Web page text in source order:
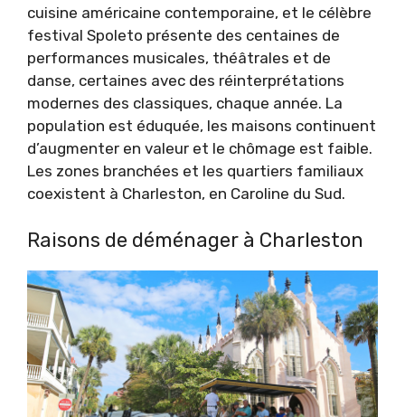
cuisine américaine contemporaine, et le célèbre
festival Spoleto présente des centaines de
performances musicales, théâtrales et de
danse, certaines avec des réinterprétations
modernes des classiques, chaque année. La
population est éduquée, les maisons continuent
d’augmenter en valeur et le chômage est faible.
Les zones branchées et les quartiers familiaux
coexistent à Charleston, en Caroline du Sud.
Raisons de déménager à Charleston